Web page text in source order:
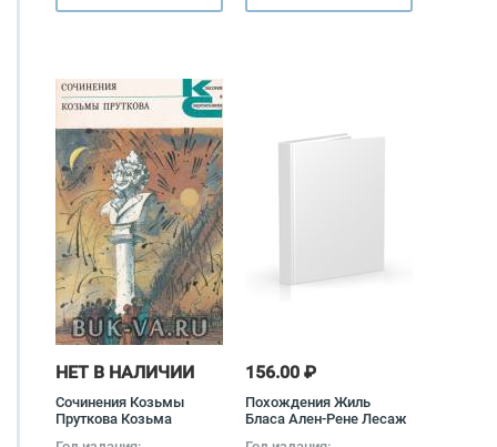
НЕТ В НАЛИЧИИ
Сочинения Козьмы
Пруткова Козьма
156.00 ₽
Похождения Жиль
Бласа Ален-Рене Лесаж